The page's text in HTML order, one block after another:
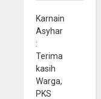
Karnain
Asyhar
:
Terima
kasih
Warga,
PKS